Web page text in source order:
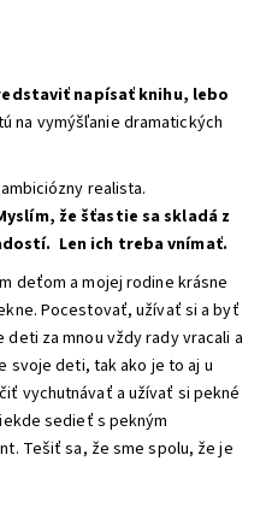
napísať knihu, lebo
na vymýšľanie dramatických
realista.
že šťastie sa skladá z
Len ich treba vnímať.
deťom a mojej rodine krásne
Pocestovať, užívať si a byť
za mnou vždy rady vracali a
deti, tak ako je to aj u
vychutnávať a užívať si pekné
sedieť s pekným
Tešiť sa, že sme spolu, že je